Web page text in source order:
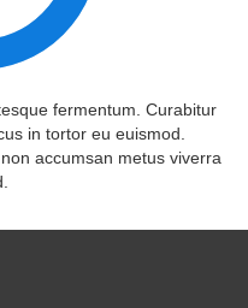
fermentum. Curabitur
in tortor eu euismod.
accumsan metus viverra